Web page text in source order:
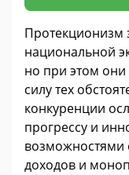
Протекционизм
национальной
но при этом они
силу тех
конкуренции
прогрессу и
возможностями
доходов и